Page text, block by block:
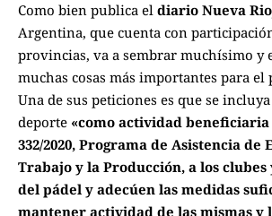
Como bien publica el diario Nueva
Argentina, que cuenta con
provincias, va a sembrar muchísimo y
muchas cosas más importantes para el
Una de sus peticiones es que se incluya
deporte «como actividad
332/2020, Programa de Asistencia de
Trabajo y la Producción, a los
del pádel y adecúen las medidas
mantener actividad de las mismas y